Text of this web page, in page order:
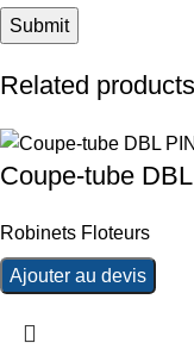
Related products
Coupe-tube
Robinets Floteurs
Ajouter au devis